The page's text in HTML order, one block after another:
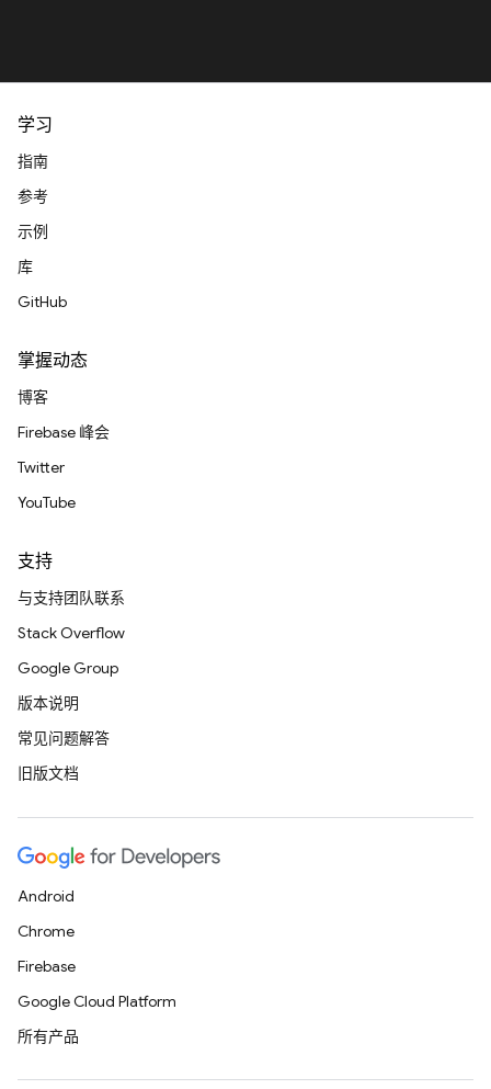
学习
指南
参考
示例
库
GitHub
掌握动态
博客
Firebase 峰会
Twitter
YouTube
支持
与支持团队联系
Stack Overflow
Google Group
版本说明
常见问题解答
旧版文档
Android
Chrome
Firebase
Google Cloud Platform
所有产品